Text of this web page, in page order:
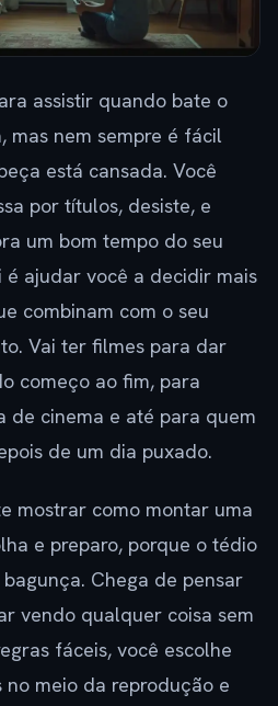
assistir quando bate o
mas nem sempre é fácil
está cansada. Você
por títulos, desiste, e
um bom tempo do seu
é ajudar você a decidir mais
combinam com o seu
Vai ter filmes para dar
começo ao fim, para
de cinema e até para quem
de um dia puxado.
mostrar como montar uma
e preparo, porque o tédio
Chega de pensar
vendo qualquer coisa sem
fáceis, você escolhe
meio da reprodução e